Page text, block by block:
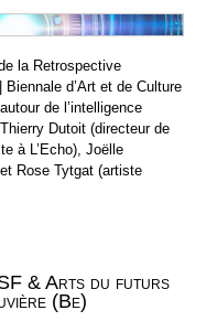
la Retrospective
d’Art et de Culture
de l’intelligence
Dutoit (directeur de
à L’Echo), Joëlle
Rose Tytgat (artiste
& Arts du futurs
(Be)